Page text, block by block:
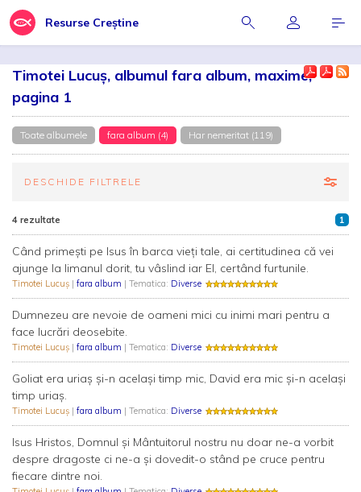
Resurse Creștine
Timotei Lucuş, albumul fara album, maxime,
pagina 1
Toate albumele fara album (4) Har nemeritat (119)
DESCHIDE FILTRELE
4 rezultate 1
Când primeşti pe Isus în barca vieţi tale, ai certitudinea că vei
ajunge la limanul dorit, tu vâslind iar El, certând furtunile.
Timotei Lucuş | fara album | Tematica: Diverse
Dumnezeu are nevoie de oameni mici cu inimi mari pentru a
face lucrări deosebite.
Timotei Lucuş | fara album | Tematica: Diverse
Goliat era uriaş şi-n acelaşi timp mic, David era mic şi-n acelaşi
timp uriaş.
Timotei Lucuş | fara album | Tematica: Diverse
Isus Hristos, Domnul și Mântuitorul nostru nu doar ne-a vorbit
despre dragoste ci ne-a și dovedit-o stând pe cruce pentru
fiecare dintre noi.